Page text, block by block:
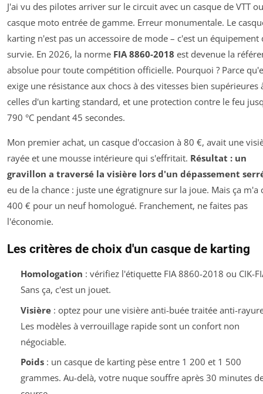
J'ai vu des pilotes arriver sur le circuit avec un casque de VTT
casque moto entrée de gamme. Erreur monumentale. Le
karting n'est pas un accessoire de mode – c'est un équipement
survie. En 2026, la norme FIA 8860-2018 est devenue la
absolue pour toute compétition officielle. Pourquoi ? Parce
exige une résistance aux chocs à des vitesses bien supérieures
celles d'un karting standard, et une protection contre le feu
790 °C pendant 45 secondes.
Mon premier achat, un casque d'occasion à 80 €, avait une
rayée et une mousse intérieure qui s'effritait. Résultat : un
gravillon a traversé la visière lors d'un dépassement
eu de la chance : juste une égratignure sur la joue. Mais ça m'a
400 € pour un neuf homologué. Franchement, ne faites pas
l'économie.
Les critères de choix d'un casque de karting
Homologation : vérifiez l'étiquette FIA 8860-2018 ou CIK-
Sans ça, c'est un jouet.
Visière: optez pour une visière anti-buée traitée anti-
Les modèles à verrouillage rapide sont un confort non
négociable.
Poids: un casque de karting pèse entre 1 200 et 1 500
grammes. Au-delà, votre nuque souffre après 30 minutes